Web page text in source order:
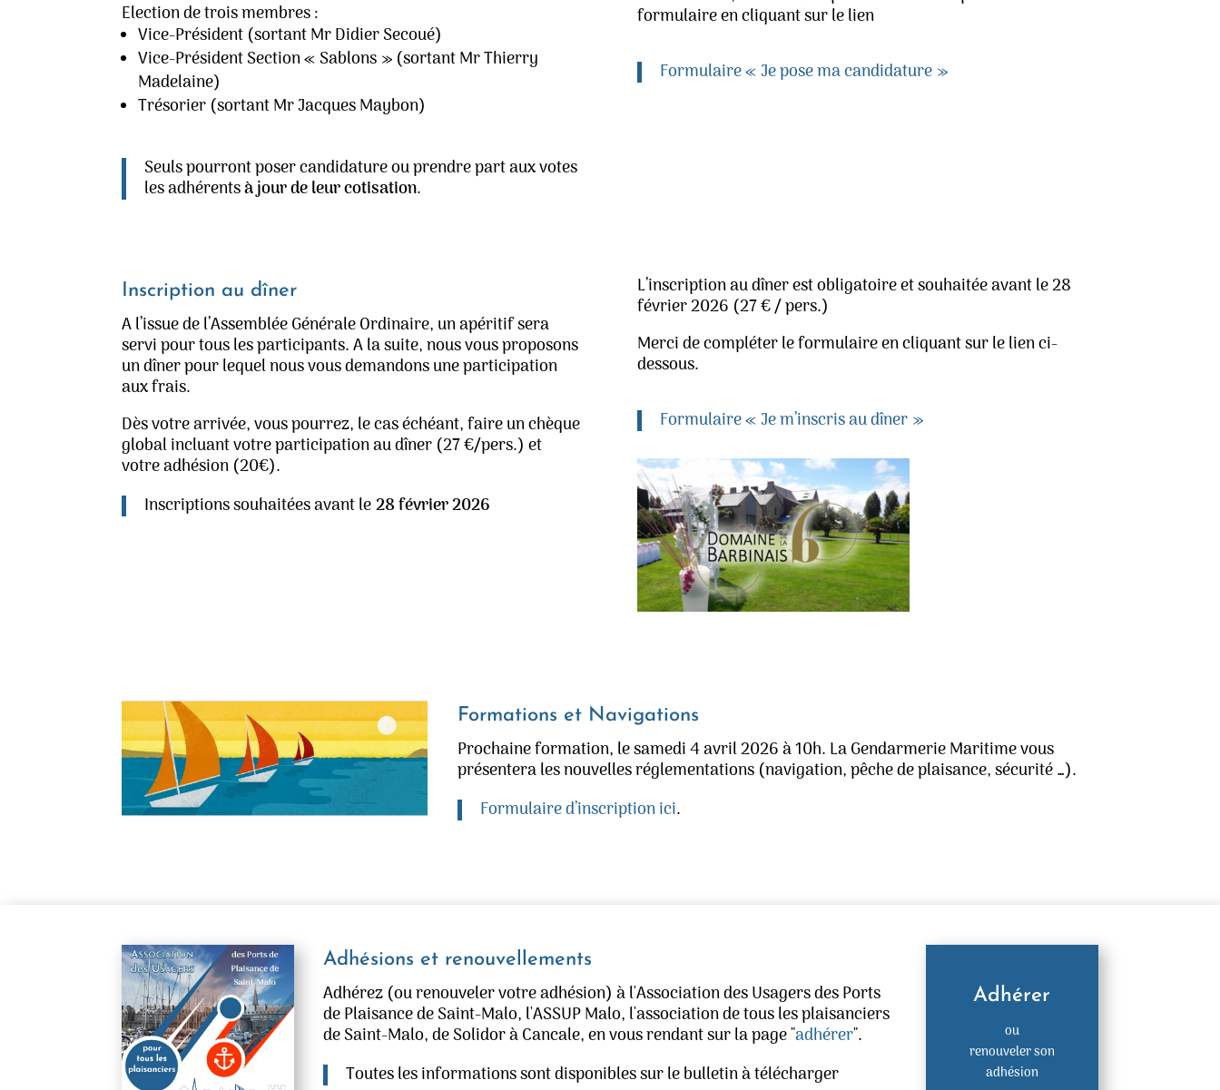
Election de trois membres :
Vice-Président (sortant Mr Didier Secoué)
Vice-Président Section « Sablons » (sortant Mr Thierry
Madelaine)
Trésorier (sortant Mr Jacques Maybon)
Seuls pourront poser candidature ou prendre part aux votes
les adhérentsà jour de leur cotisation.
formulaire en cliquant sur le lien
Formulaire « Je pose ma candidature »
Inscription au dîner
A l’issue de l’Assemblée Générale Ordinaire, un apéritif sera
servi pour tous les participants. A la suite, nous vous proposons
un dîner pour lequel nous vous demandons une participation
aux frais.
Dès votre arrivée, vous pourrez, le cas échéant, faire un chèque
global incluant votre participation au dîner (27 €/pers.) et
votre adhésion (20€).
Inscriptions souhaitées avant le28 février 2026
L’inscription au dîner est obligatoire et souhaitée avant le 28
février 2026 (27 € / pers.)
Merci de compléter le formulaire en cliquant sur le lien ci-
dessous.
Formulaire « Je m’inscris au dîner »
Formations et Navigations
Prochaine formation, le samedi 4 avril 2026 à 10h. La Gendarmerie Maritime vous
présentera les nouvelles réglementations (navigation, pêche de plaisance, sécurité …).
Formulaire d’inscription ici.
Adhésions et renouvellements
Adhérez (ou renouveler votre adhésion) à l'Association des Usagers des Ports
de Plaisance de Saint-Malo, l'ASSUP Malo, l'association de tous les plaisanciers
de Saint-Malo, de Solidor à Cancale, en vous rendant sur la page "adhérer".
Toutes les informations sont disponibles sur le bulletin à télécharger
Adhérer
ou
renouveler son
adhésion